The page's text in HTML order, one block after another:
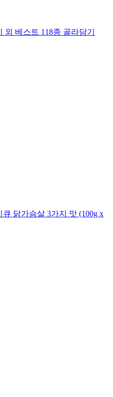
베스트 118종 골라담기
닭가슴살 3가지 맛 (100g x